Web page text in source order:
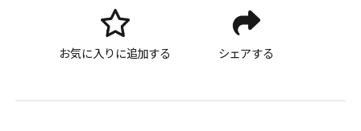
お気に入りに追加する シェアする